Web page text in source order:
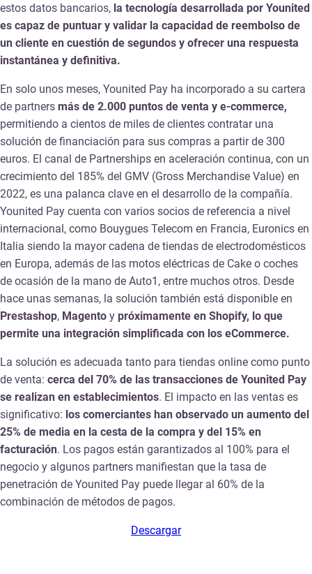
estos datos bancarios, la tecnología desarrollada por Younited
es capaz de puntuar y validar la capacidad de reembolso de
un cliente en cuestión de segundos y ofrecer una respuesta
instantánea y definitiva.
En solo unos meses, Younited Pay ha incorporado a su cartera
de partners más de 2.000 puntos de venta y e-commerce,
permitiendo a cientos de miles de clientes contratar una
solución de financiación para sus compras a partir de 300
euros. El canal de Partnerships en aceleración continua, con un
crecimiento del 185% del GMV (Gross Merchandise Value) en
2022, es una palanca clave en el desarrollo de la compañía.
Younited Pay cuenta con varios socios de referencia a nivel
internacional, como Bouygues Telecom en Francia, Euronics en
Italia siendo la mayor cadena de tiendas de electrodomésticos
en Europa, además de las motos eléctricas de Cake o coches
de ocasión de la mano de Auto1, entre muchos otros. Desde
hace unas semanas, la solución también está disponible en
Prestashop, Magento y próximamente en Shopify, lo que
permite una integración simplificada con los eCommerce.
La solución es adecuada tanto para tiendas online como punto
de venta: cerca del 70% de las transacciones de Younited Pay
se realizan en establecimientos. El impacto en las ventas es
significativo: los comerciantes han observado un aumento del
25% de media en la cesta de la compra y del 15% en
facturación. Los pagos están garantizados al 100% para el
negocio y algunos partners manifiestan que la tasa de
penetración de Younited Pay puede llegar al 60% de la
combinación de métodos de pagos.
Descargar